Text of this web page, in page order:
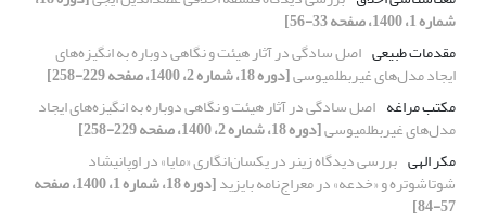
شماره 1، 1400، صفحه 33-56]
مقدمات طبیعی اصل سادگی در آثار هیئت و نگاهی دوباره به انگیزه‌های
ایجاد مدل‌های غیربطلمیوسی[دوره 18، شماره 2، 1400، صفحه 229-258]
مکتب مراغه اصل سادگی در آثار هیئت و نگاهی دوباره به انگیزه‌های ایجاد
مدل‌های غیربطلمیوسی[دوره 18، شماره 2، 1400، صفحه 229-258]
مکر الهی بررسی دیدگاه زینر در یکسان‌انگاری «مایا» در اوپانیشاد
شوتاشوتره و «خدعه» در معراج‌نامه بایزید [دوره 18، شماره 1، 1400، صفحه
57-84]